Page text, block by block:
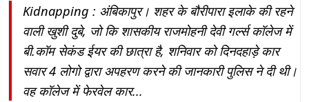
Kidnapping : अंबिकापुर। शहर के बौरीपारा इलाके की रहने
वाली खुशी दुबे, जो कि शासकीय राजमोहनी देवी गर्ल्स कॉलेज में
बी.कॉम सेकंड ईयर की छात्रा है, शनिवार को दिनदहाड़े कार
सवार 4 लोगो द्वारा अपहरण करने की जानकारी पुलिस ने दी थी।
वह कॉलेज में फेरवेल कार...